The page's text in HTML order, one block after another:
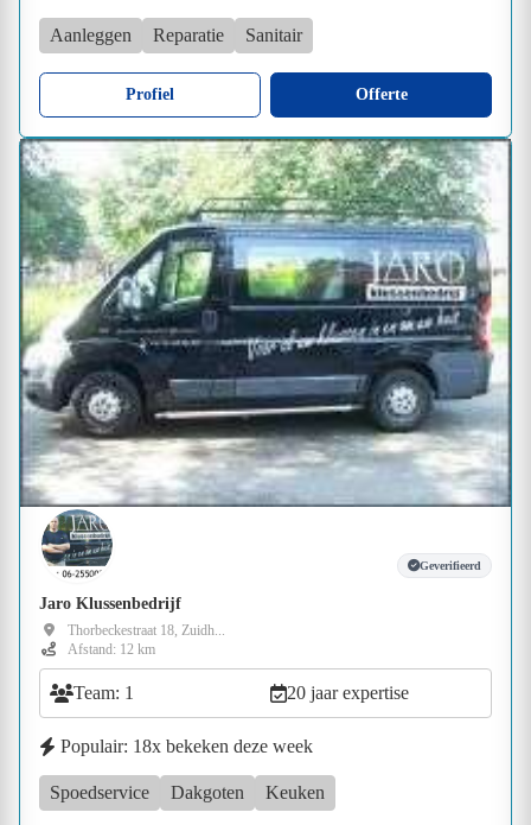
Aanleggen Reparatie Sanitair
Profiel Offerte
Geverifieerd
Jaro Klussenbedrijf
Thorbeckestraat 18, Zuidh...
Afstand: 12 km
Team: 1 20 jaar expertise
Populair: 18x bekeken deze week
Spoedservice Dakgoten Keuken